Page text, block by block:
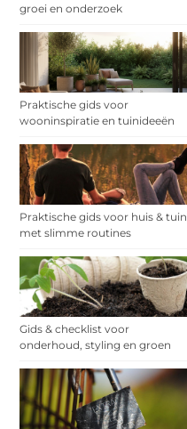
groei en onderzoek
Praktische gids voor
wooninspiratie en tuinideeën
Praktische gids voor huis & tuin
met slimme routines
Gids & checklist voor
onderhoud, styling en groen